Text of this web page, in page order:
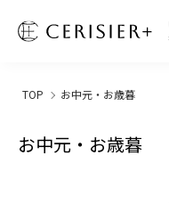
TOP お中元・お歳暮
お中元・お歳暮